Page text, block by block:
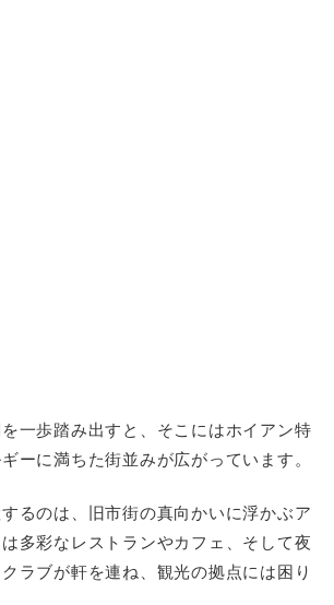
一歩踏み出すと、そこにはホイアン特
ーに満ちた街並みが広がっています。
るのは、旧市街の真向かいに浮かぶア
多彩なレストランやカフェ、そして夜
ラブが軒を連ね、観光の拠点には困り